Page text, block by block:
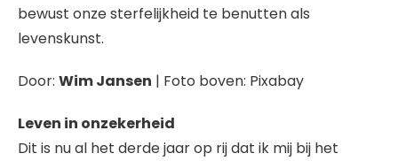
bewust onze sterfelijkheid te benutten als
levenskunst.
Door: Wim Jansen | Foto boven: Pixabay
Leven in onzekerheid
Dit is nu al het derde jaar op rij dat ik mij bij het